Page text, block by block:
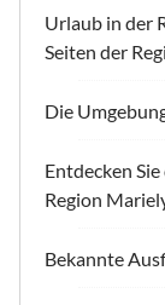
Urlaub in der
Seiten der
Die
Entdecken
Region
Bekannte